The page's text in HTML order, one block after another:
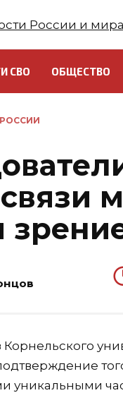
СВО ОБЩЕСТВО
уникальными